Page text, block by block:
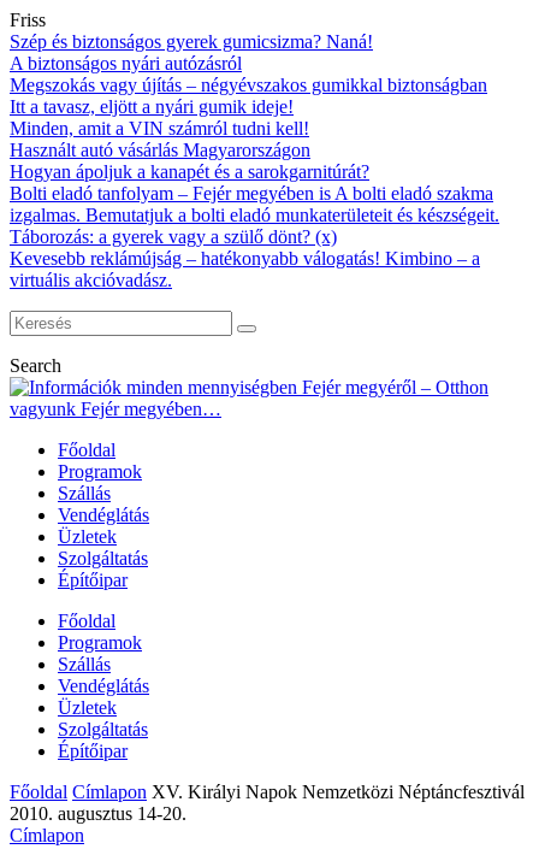
Friss
Szép és biztonságos gyerek gumicsizma? Naná!
A biztonságos nyári autózásról
Megszokás vagy újítás – négyévszakos gumikkal biztonságban
Itt a tavasz, eljött a nyári gumik ideje!
Minden, amit a VIN számról tudni kell!
Használt autó vásárlás Magyarországon
Hogyan ápoljuk a kanapét és a sarokgarnitúrát?
Bolti eladó tanfolyam – Fejér megyében is A bolti eladó szakma
izgalmas. Bemutatjuk a bolti eladó munkaterületeit és készségeit.
Táborozás: a gyerek vagy a szülő dönt? (x)
Kevesebb reklámújság – hatékonyabb válogatás! Kimbino – a
virtuális akcióvadász.
Search
Főoldal
Programok
Szállás
Vendéglátás
Üzletek
Szolgáltatás
Építőipar
Főoldal
Programok
Szállás
Vendéglátás
Üzletek
Szolgáltatás
Építőipar
Főoldal Címlapon XV. Királyi Napok Nemzetközi Néptáncfesztivál
2010. augusztus 14-20.
Címlapon